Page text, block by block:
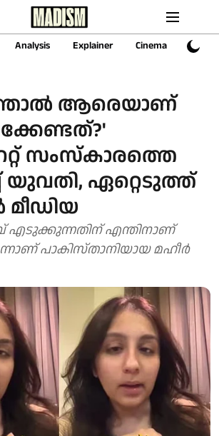
Analysis Explainer Cinema Sports
ആരെയാണ്
സംസ്കാരത്തെ
യുവതി, ഏറ്റെടുത്ത്
എടുക്കുന്നതിന് എന്തിനാണ്
പാകിസ്താനിയായ മഹീർ